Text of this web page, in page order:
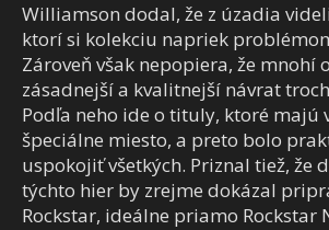
Williamson dodal, že z úzadia
ktorí si kolekciu napriek
Zároveň však nepopiera, že mnohí
zásadnejší a kvalitnejší návrat
Podľa neho ide o tituly, ktoré majú
špeciálne miesto, a preto bolo
uspokojiť všetkých. Priznal tiež, že
týchto hier by zrejme dokázal
Rockstar, ideálne priamo Rockstar